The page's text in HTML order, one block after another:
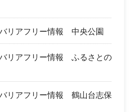
リアフリー情報 中央公園
リアフリー情報 ふるさとの
リアフリー情報 鶴山台志保